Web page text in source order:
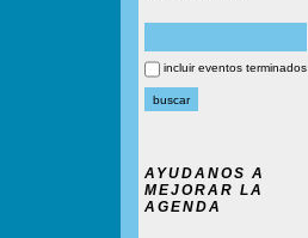
incluir eventos terminados
AYUDANOS A
MEJORAR LA
AGENDA